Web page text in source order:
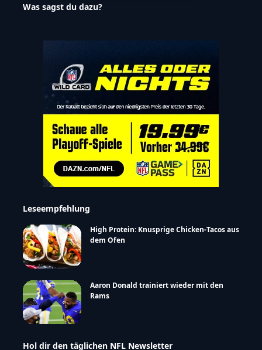
Was sagst du dazu?
Leseempfehlung
High Protein: Knusprige Chicken-Tacos aus
dem Ofen
Aaron Donald trainiert wieder mit den
Rams
Hol dir den täglichen NFL Newsletter